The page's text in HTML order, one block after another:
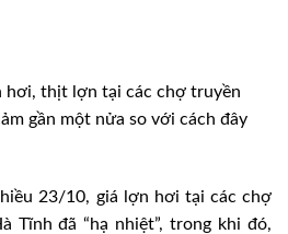
hơi, thịt lợn tại các chợ truyền
gần một nửa so với cách đây
23/10, giá lợn hơi tại các chợ
Tĩnh đã “hạ nhiệt”, trong khi đó,